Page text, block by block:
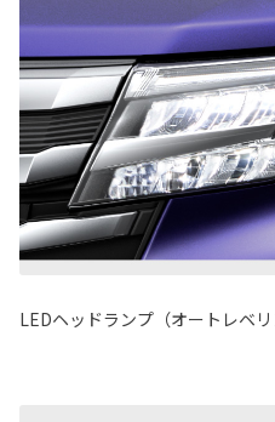
LEDヘッドランプ（オートレベリ